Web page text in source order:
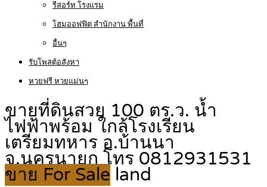
รีสอร์ท โรงแรม
โฮมออฟฟิต สำนักงาน พื้นที่
อื่นๆ
รับโพสต์อสังหา
หวยฟรี หวยแม่นๆ
ขายที่ดินสวย 100 ตร.ว. น้ำ
ไฟฟ้าพร้อม ใกล้โรงเรียน
เตรียมทหาร อ.บ้านนา
จ.นครนายก โทร 0812931531
ขาย For Sale land